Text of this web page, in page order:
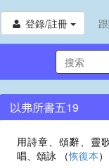
登錄/註冊
以弗所書五19
用詩章、頌辭、靈
唱、頌詠 （恢復本）